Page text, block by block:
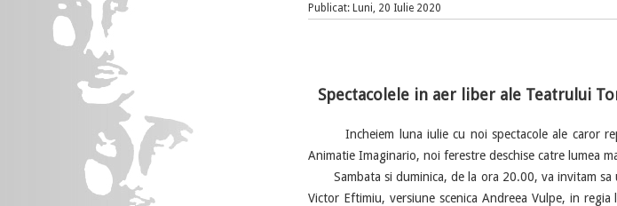
Publicat: Luni, 20 Iulie 2020
Spectacolele in aer liber ale Teatrului
Incheiem luna iulie cu noi spectacole ale caror
Animatie Imaginario, noi ferestre deschise catre lumea
Sambata si duminica, de la ora 20.00, va invitam sa
Victor Eftimiu, versiune scenica Andreea Vulpe, in